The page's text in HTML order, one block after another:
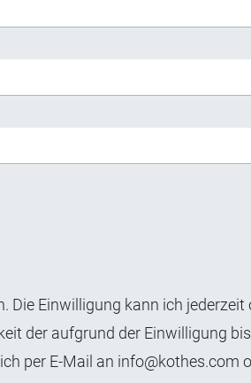
Die Einwilligung kann ich jederzeit
der aufgrund der Einwilligung
per E-Mail an info@kothes.com